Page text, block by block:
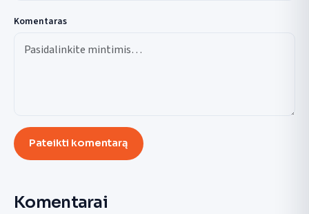
Komentaras
Pateikti komentarą
Komentarai